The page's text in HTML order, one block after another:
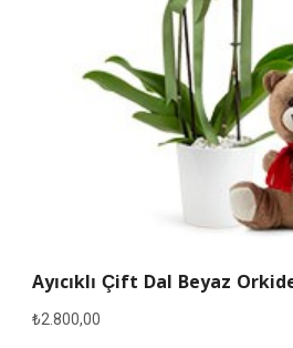
Ayıcıklı Çift Dal Beyaz
₺2.800,00